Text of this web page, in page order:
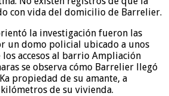
con vida del domicilio de Barrelier.
la investigación fueron las
un domo policial ubicado a unos
accesos al barrio Ampliación
se observa cómo Barrelier llegó
propiedad de su amante, a
de su vivienda.